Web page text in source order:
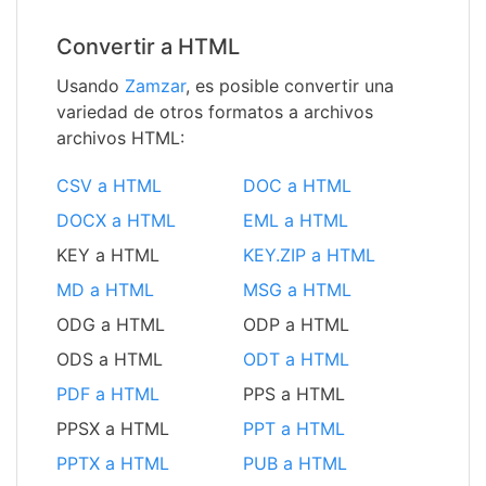
Convertir a HTML
Usando Zamzar, es posible convertir una
variedad de otros formatos a archivos
archivos HTML:
CSV a HTML
DOC a HTML
DOCX a HTML
EML a HTML
KEY a HTML
KEY.ZIP a HTML
MD a HTML
MSG a HTML
ODG a HTML
ODP a HTML
ODS a HTML
ODT a HTML
PDF a HTML
PPS a HTML
PPSX a HTML
PPT a HTML
PPTX a HTML
PUB a HTML